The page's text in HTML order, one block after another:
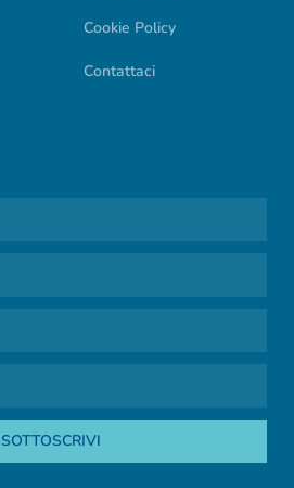
Cookie Policy
Contattaci
SOTTOSCRIVI